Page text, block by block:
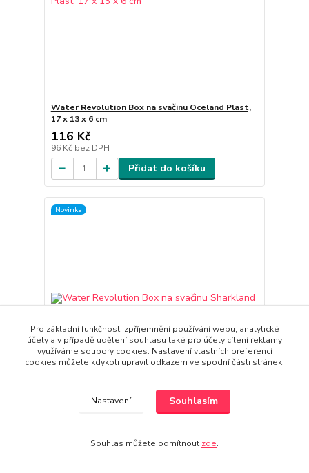
Water Revolution Box na svačinu Oceland Plast,
17 x 13 x 6 cm
116 Kč
96 Kč bez DPH
Přidat do košíku
Novinka
Water Revolution Box na svačinu Sharkland Plast,
Pro základní funkčnost, zpříjemnění používání webu, analytické
účely a v případě udělení souhlasu také pro účely cílení reklamy
využíváme soubory cookies. Nastavení vlastních preferencí
cookies můžete kdykoli upravit odkazem ve spodní části stránek.
Nastavení Souhlasím
Souhlas můžete odmítnout zde.